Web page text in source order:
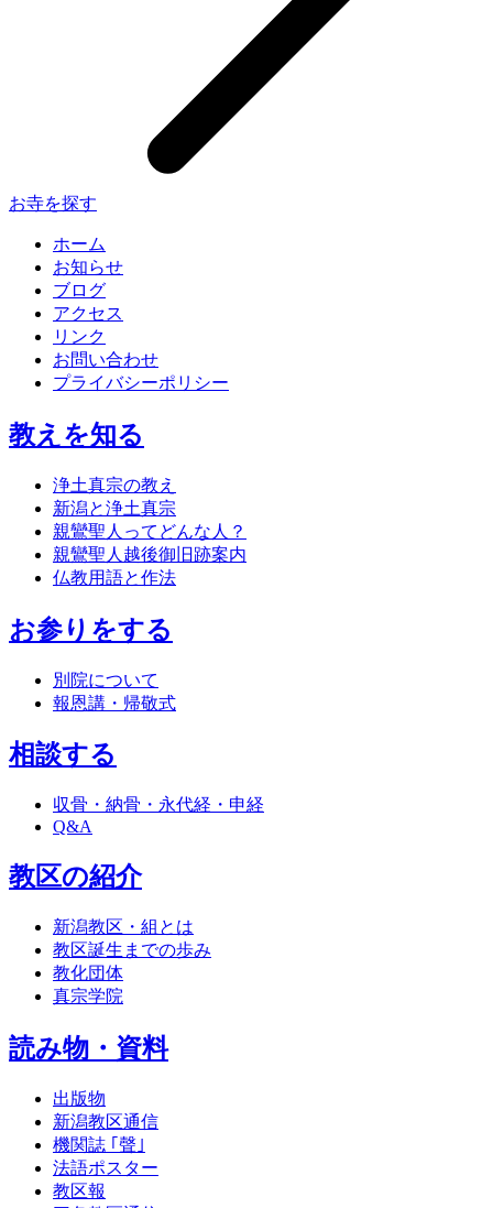
お寺を探す
ホーム
お知らせ
ブログ
アクセス
リンク
お問い合わせ
プライバシーポリシー
教えを知る
浄土真宗の教え
新潟と浄土真宗
親鸞聖人ってどんな人？
親鸞聖人越後御旧跡案内
仏教用語と作法
お参りをする
別院について
報恩講・帰敬式
相談する
収骨・納骨・永代経・申経
Q&A
教区の紹介
新潟教区・組とは
教区誕生までの歩み
教化団体
真宗学院
読み物・資料
出版物
新潟教区通信
機関誌 ｢聲｣
法語ポスター
教区報